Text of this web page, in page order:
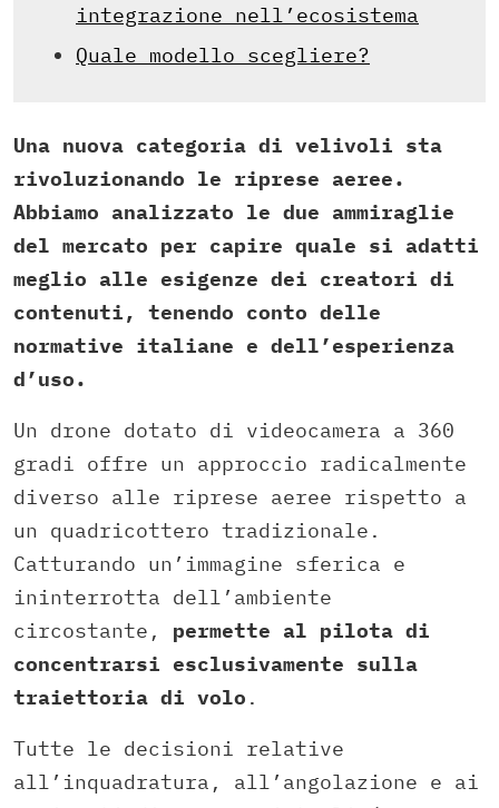
integrazione nell’ecosistema
Quale modello scegliere?
Una nuova categoria di velivoli sta
rivoluzionando le riprese aeree.
Abbiamo analizzato le due ammiraglie
del mercato per capire quale si adatti
meglio alle esigenze dei creatori di
contenuti, tenendo conto delle
normative italiane e dell’esperienza
d’uso.
Un drone dotato di videocamera a 360
gradi offre un approccio radicalmente
diverso alle riprese aeree rispetto a
un quadricottero tradizionale.
Catturando un’immagine sferica e
ininterrotta dell’ambiente
circostante, permette al pilota di
concentrarsi esclusivamente sulla
traiettoria di volo .
Tutte le decisioni relative
all’inquadratura, all’angolazione e ai